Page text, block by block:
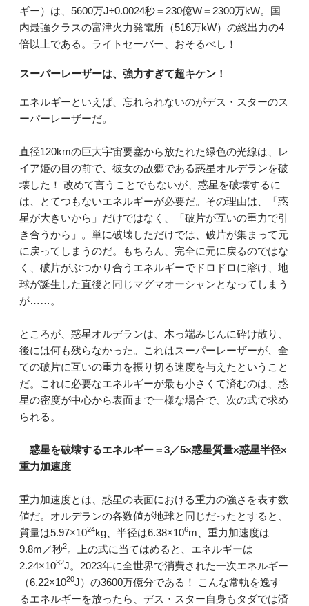
ギー）は、5600万J÷0.0024秒＝230億W＝2300万kW。国
内最強クラスの富津火力発電所（516万kW）の総出力の4
倍以上である。ライトセーバー、おそるべし！
スーパーレーザーは、強力すぎて超キケン！
エネルギーといえば、忘れられないのがデス・スターのス
ーパーレーザーだ。
直径120kmの巨大宇宙要塞から放たれた緑色の光線は、レ
イア姫の目の前で、彼女の故郷である惑星オルデランを破
壊した！ 改めて言うことでもないが、惑星を破壊するに
は、とてつもないエネルギーが必要だ。その理由は、「惑
星が大きいから」だけではなく、「破片が互いの重力で引
き合うから」。単に破壊しただけでは、破片が集まって元
に戻ってしまうのだ。もちろん、完全に元に戻るのではな
く、破片がぶつかり合うエネルギーでドロドロに溶け、地
球が誕生した直後と同じマグマオーシャンとなってしまう
が……。
ところが、惑星オルデランは、木っ端みじんに砕け散り、
後には何も残らなかった。これはスーパーレーザーが、全
ての破片に互いの重力を振り切る速度を与えたということ
だ。これに必要なエネルギーが最も小さくて済むのは、惑
星の密度が中心から表面まで一様な場合で、次の式で求め
られる。
惑星を破壊するエネルギー＝3／5×惑星質量×惑星半径×
重力加速度
重力加速度とは、惑星の表面における重力の強さを表す数
値だ。オルデランの各数値が地球と同じだったとすると、
質量は5.97×1024kg、半径は6.38×106m、重力加速度は
9.8m／秒2。上の式に当てはめると、エネルギーは
2.24×1032J。2023年に全世界で消費された一次エネルギー
（6.22×1020J）の3600万億分である！ こんな常軌を逸す
るエネルギーを放ったら、デス・スター自身もタダでは済